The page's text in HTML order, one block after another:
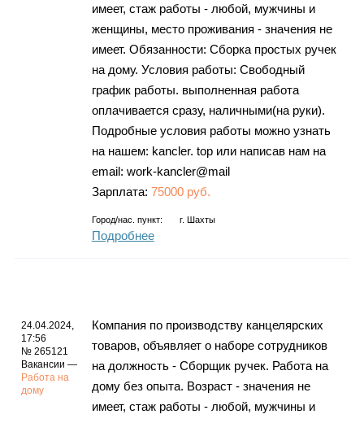
Карты
имеет, стаж работы - любой, мужчины и
женщины, место проживания - значения не
имеет. Обязанности: Сборка простых ручек
на дому. Условия работы: Свободный
график работы. выполненная работа
оплачивается сразу, наличными(на руки).
Подробные условия работы можно узнать
на нашем: kancler. top или написав нам на
email: work-kancler@mail
Зарплата: 75000 руб.
Город/нас. пункт: г. Шахты
Подробнее
24.04.2024,
17:56
№ 265121
Вакансии —
Работа на
дому
Компания по производству канцелярских
товаров, объявляет о наборе сотрудников
на должность - Сборщик ручек. Работа на
дому без опыта. Возраст - значения не
имеет, стаж работы - любой, мужчины и